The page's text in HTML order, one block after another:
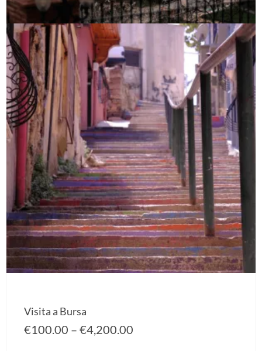
Visita a Bursa
€100.00 – €4,200.00